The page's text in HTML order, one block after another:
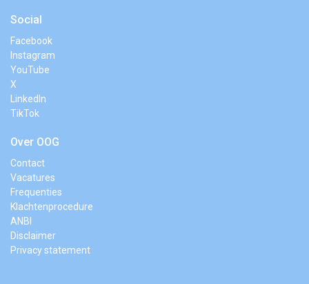
Social
Facebook
Instagram
YouTube
X
LinkedIn
TikTok
Over OOG
Contact
Vacatures
Frequenties
Klachtenprocedure
ANBI
Disclaimer
Privacy statement